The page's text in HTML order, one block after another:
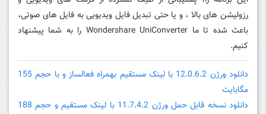
رزولیشن های بالا ، و یا حتی تبدیل فایل ویدیویی به فایل های صوتی،
باعث شده تا ما Wondershare UniConverter را به شما پیشنهاد
کنیم.
دانلود ورژن 12.0.6.2 با لینک مستقیم بهمراه فعالساز و با حجم 155
مگابایت
دانلود نسخه قابل حمل ورژن 11.7.4.2 با لینک مستقیم و حجم 188